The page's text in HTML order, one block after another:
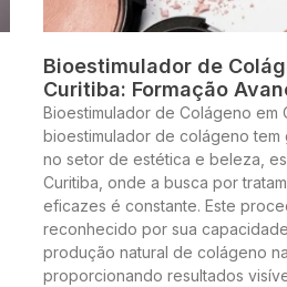
Bioestimulador de
Curitiba: Formação
Bioestimulador de Colágeno em
bioestimulador de colágeno tem
no setor de estética e beleza,
Curitiba, onde a busca por
eficazes é constante. Este
reconhecido por sua
produção natural de colágeno
proporcionando resultados